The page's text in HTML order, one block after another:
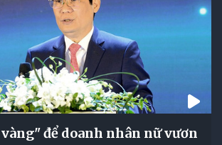
để doanh nhân nữ vươn